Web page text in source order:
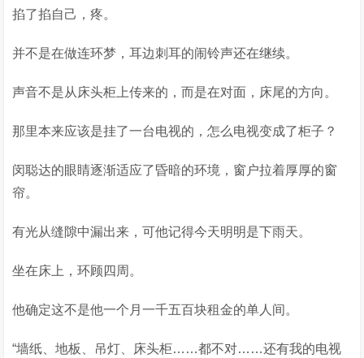
掐了掐自己，疼。
并不是在做连环梦，耳边刺耳的闹铃声还在继续。
声音不是从床头柜上传来的，而是在对面，床尾的方向。
那里本来应该是挂了一台电视的，怎么电视变成了柜子？
闵聪达的眼睛逐渐适应了昏暗的环境，窗户拉着厚厚的窗
帘。
有光从缝隙中漏出来，可他记得今天明明是下雨天。
坐在床上，环顾四周。
他确定这不是他一个月一千五百块租金的单人间。
“墙纸、地板、吊灯、床头柜……都不对……还有我的电视